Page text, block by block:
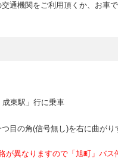
通機関をご利用頂くか、お車
東駅」行に乗車
目の角(信号無し)を右に曲がり
異なりますので「旭町」バ